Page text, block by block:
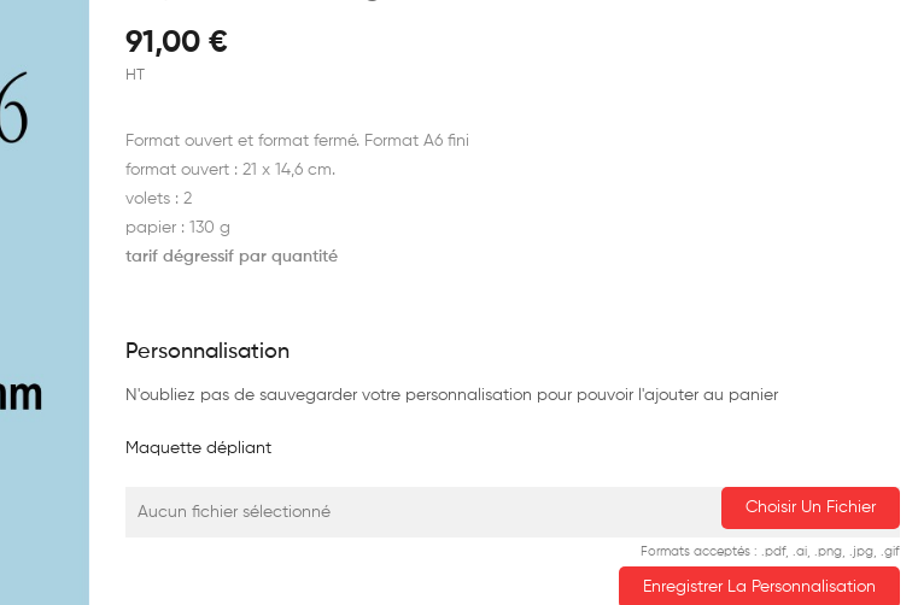
91,00 €
HT
Format ouvert et format fermé. Format A6 fini
format ouvert : 21 x 14,6 cm.
volets : 2
papier : 130 g
tarif dégressif par quantité
Personnalisation
N'oubliez pas de sauvegarder votre personnalisation pour pouvoir l'ajouter au panier
Maquette dépliant
Aucun fichier sélectionné Choisir Un Fichier
Formats acceptés : .pdf, .ai, .png, .jpg, .gif
Enregistrer La Personnalisation